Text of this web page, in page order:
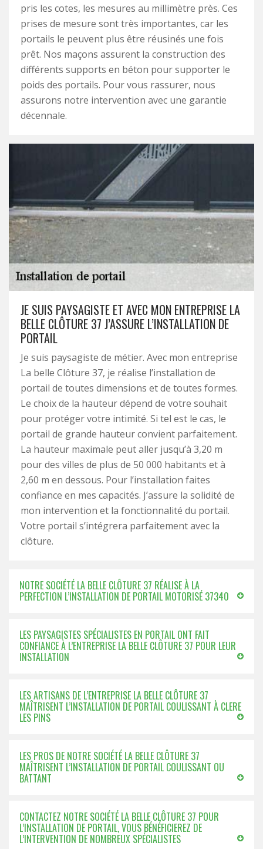
pris les cotes, les mesures au millimètre près. Ces
prises de mesure sont très importantes, car les
portails le peuvent plus être réusinés une fois
prêt. Nos maçons assurent la construction des
différents supports en béton pour supporter le
poids des portails. Pour vous rassurer, nous
assurons notre intervention avec une garantie
décennale.
JE SUIS PAYSAGISTE ET AVEC MON ENTREPRISE LA
BELLE CLÔTURE 37 J’ASSURE L’INSTALLATION DE
PORTAIL
Je suis paysagiste de métier. Avec mon entreprise
La belle Clôture 37, je réalise l’installation de
portail de toutes dimensions et de toutes formes.
Le choix de la hauteur dépend de votre souhait
pour protéger votre intimité. Si tel est le cas, le
portail de grande hauteur convient parfaitement.
La hauteur maximale peut aller jusqu’à 3,20 m
pour des villes de plus de 50 000 habitants et à
2,60 m en dessous. Pour l’installation faites
confiance en mes capacités. J’assure la solidité de
mon intervention et la fonctionnalité du portail.
Votre portail s’intégrera parfaitement avec la
clôture.
NOTRE SOCIÉTÉ LA BELLE CLÔTURE 37 RÉALISE À LA
PERFECTION L’INSTALLATION DE PORTAIL MOTORISÉ 37340
LES PAYSAGISTES SPÉCIALISTES EN PORTAIL ONT FAIT
CONFIANCE À L’ENTREPRISE LA BELLE CLÔTURE 37 POUR LEUR
INSTALLATION
LES ARTISANS DE L’ENTREPRISE LA BELLE CLÔTURE 37
MAÎTRISENT L’INSTALLATION DE PORTAIL COULISSANT À CLERE
LES PINS
LES PROS DE NOTRE SOCIÉTÉ LA BELLE CLÔTURE 37
MAÎTRISENT L’INSTALLATION DE PORTAIL COULISSANT OU
BATTANT
CONTACTEZ NOTRE SOCIÉTÉ LA BELLE CLÔTURE 37 POUR
L’INSTALLATION DE PORTAIL, VOUS BÉNÉFICIEREZ DE
L’INTERVENTION DE NOMBREUX SPÉCIALISTES